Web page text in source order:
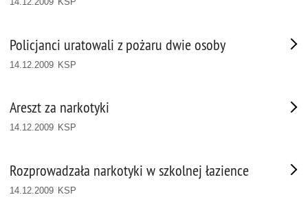
Policjanci uratowali z pożaru dwie osoby
14.12.2009 KSP
Areszt za narkotyki
14.12.2009 KSP
Rozprowadzała narkotyki w szkolnej łazience
14.12.2009 KSP